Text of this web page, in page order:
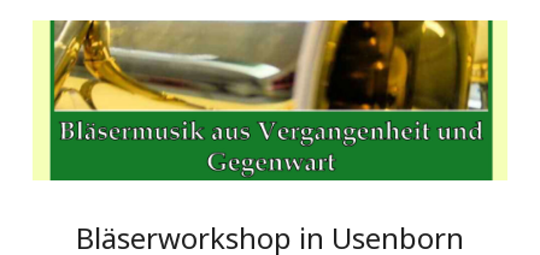
Bläserworkshop in Usenborn